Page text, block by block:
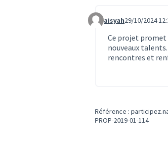
Commentaire 1221
aisyah29/10/2024
Ce projet promet
nouveaux
rencontres et
Référence :
PROP-2019-01-114